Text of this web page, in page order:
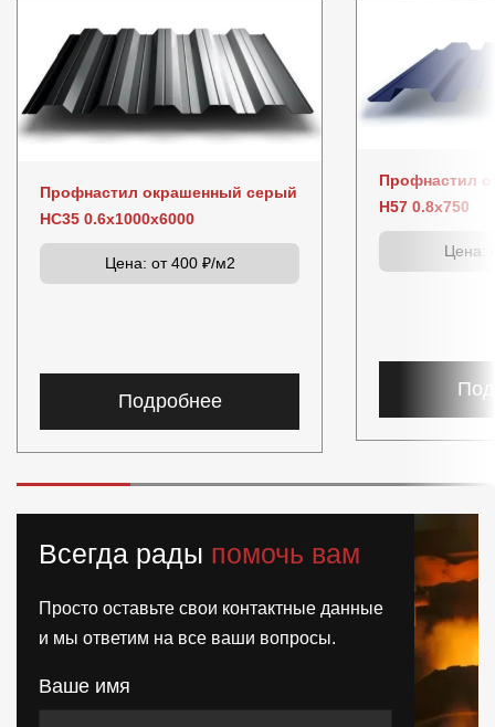
Профнастил окрашенный серый
НС35 0.6x1000x6000
Цена: от 400 ₽/м2
Подробнее
Профнастил
Н57 0.8x750
Цена:
Всегда рады помочь вам
Просто оставьте свои контактные данные
и мы ответим на все ваши вопросы.
Ваше имя